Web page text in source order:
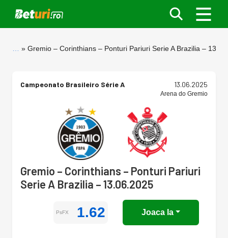
Gremio – Corinthians – Ponturi Pariuri Serie A Brazilia –
Campeonato Brasileiro Série A 13.06.2025
Arena do Gremio
Gremio – Corinthians – Ponturi Pariuri
Serie A Brazilia – 13.06.2025
PsFX 1.62 Joaca la